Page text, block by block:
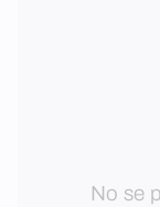
No se